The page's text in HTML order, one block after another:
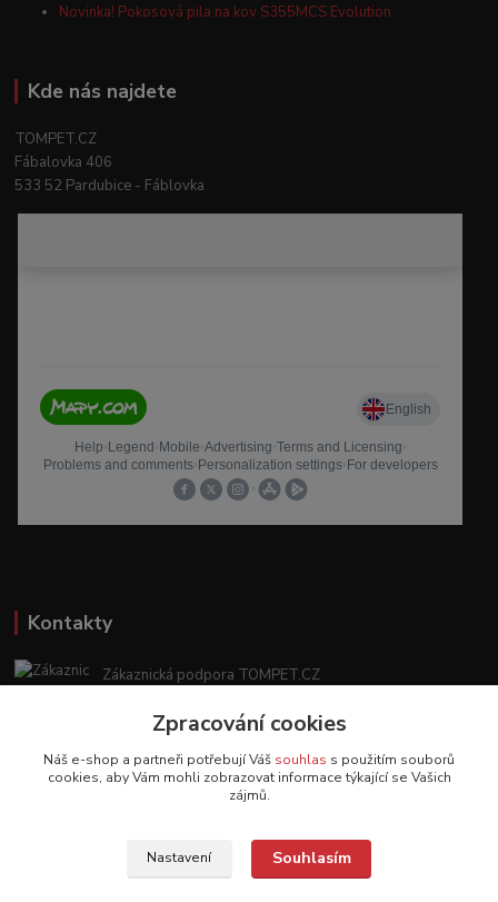
Novinka! Pokosová pila na kov S355MCS Evolution
Kde nás najdete
TOMPET.CZ
Fábalovka 406
533 52 Pardubice - Fáblovka
Kontakty
Zákaznická podpora TOMPET.CZ
(Po-Ne, 8-20 hod.)
obchod@tompet.cz
Zpracování cookies
Náš e-shop a partneři potřebují Váš souhlas s použitím souborů
cookies, aby Vám mohli zobrazovat informace týkající se Vašich
zájmů.
Nastavení Souhlasím